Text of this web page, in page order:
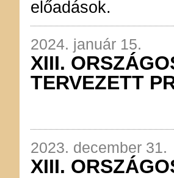
előadások.
2024. január 15.
XIII.
TERVEZETT
2023. december 31.
XIII.